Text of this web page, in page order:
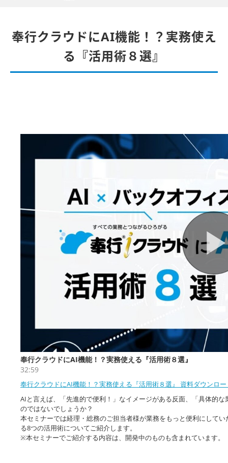
奉行クラウドにAI機能！？実務使え
る『活用術８選』